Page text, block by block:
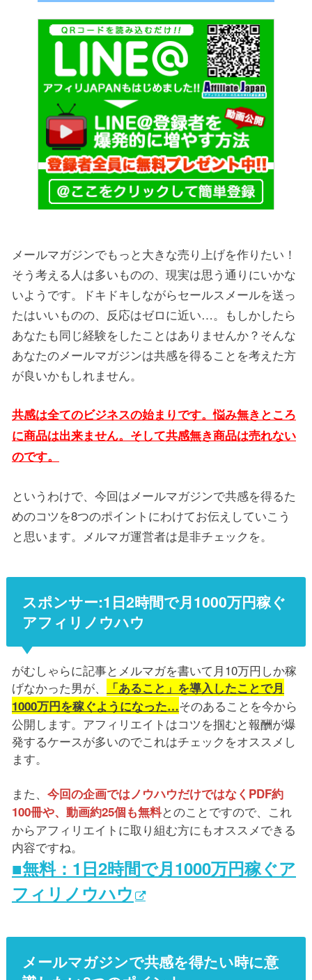
メールマガジンでもっと大きな売り上げを作りたい！
そう考える人は多いものの、現実は思う通りにいかな
いようです。ドキドキしながらセールスメールを送っ
たはいいものの、反応はゼロに近い…。もしかしたら
あなたも同じ経験をしたことはありませんか？そんな
あなたのメールマガジンは共感を得ることを考えた方
が良いかもしれません。
共感は全てのビジネスの始まりです。悩み無きところ
に商品は出来ません。そして共感無き商品は売れない
のです。
というわけで、今回はメールマガジンで共感を得るた
めのコツを8つのポイントにわけてお伝えしていこう
と思います。メルマガ運営者は是非チェックを。
スポンサー:1日2時間で月1000万円稼ぐ
アフィリノウハウ
がむしゃらに記事とメルマガを書いて月10万円しか稼
げなかった男が、
「あること」を導入したことで月
1000万円を稼ぐようになった…そのあることを今から
公開します。アフィリエイトはコツを掴むと報酬が爆
発するケースが多いのでこれはチェックをオススメし
ます。
また、 今回の企画ではノウハウだけではなくPDF約
100冊や、動画約25個も無料とのことですので、これ
からアフィリエイトに取り組む方にもオススメできる
内容ですね。
■無料：1日2時間で月1000万円稼ぐア
フィリノウハウ
メールマガジンで共感を得たい時に意